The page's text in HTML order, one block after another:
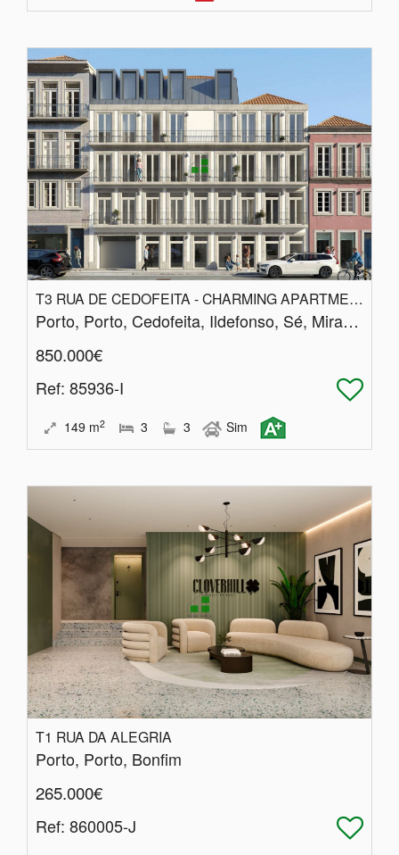
T3 RUA DE CEDOFEITA - CHARMING APARTMENTS
Porto, Porto, Cedofeita, Ildefonso, Sé, Miragaia, Nicolau, Vitória
850.000€
Ref: 85936-I
149 m2 3 3 Sim
T1 RUA DA ALEGRIA
Porto, Porto, Bonfim
265.000€
Ref: 860005-J